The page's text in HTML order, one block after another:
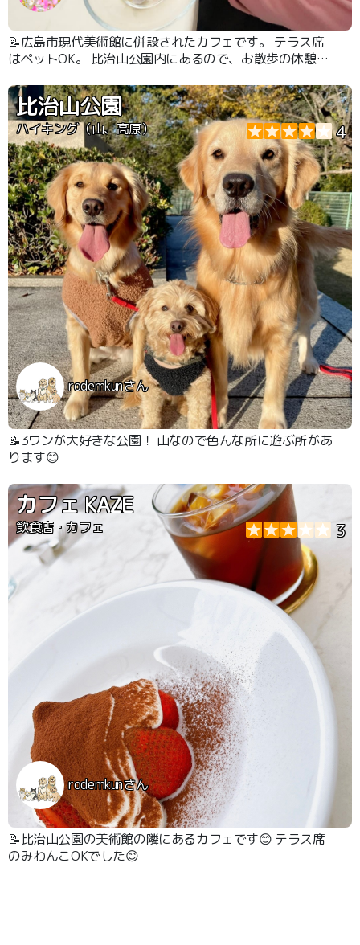
📝広島市現代美術館に併設されたカフェです。 テラス席
はペットOK。 比治山公園内にあるので、お散歩の休憩に
比治山公園
ハイキング（山、高原） 4
rodemkunさん
📝3ワンが大好きな公園！ 山なので色んな所に遊ぶ所があ
ります😊
カフェ KAZE
飲食店・カフェ 3
rodemkunさん
📝比治山公園の美術館の隣にあるカフェです😊 テラス席
のみわんこOKでした😊